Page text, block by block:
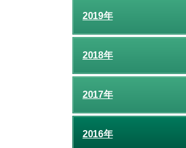
2019年
2018年
2017年
2016年